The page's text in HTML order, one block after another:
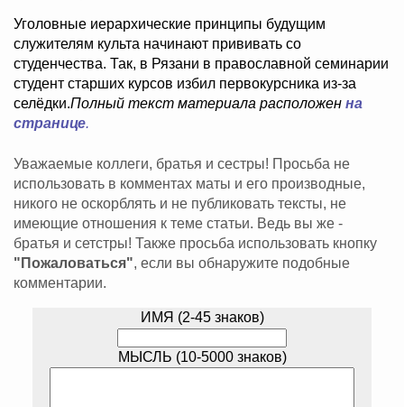
Уголовные иерархические принципы будущим
служителям культа начинают прививать со
студенчества. Так, в Рязани в православной семинарии
студент старших курсов избил первокурсника из-за
селёдки.Полный текст материала расположен на
странице.
Уважаемые коллеги, братья и сестры! Просьба не
использовать в комментах маты и его производные,
никого не оскорблять и не публиковать тексты, не
имеющие отношения к теме статьи. Ведь вы же -
братья и сетстры! Также просьба использовать кнопку
"Пожаловаться", если вы обнаружите подобные
комментарии.
ИМЯ (2-45 знаков)
МЫСЛЬ (10-5000 знаков)